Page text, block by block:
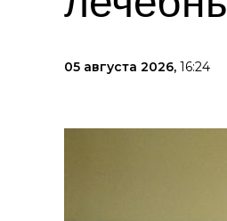
05 августа 2026, 16:24